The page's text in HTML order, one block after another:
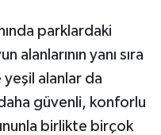
parklardaki
yanı sıra
yeşil alanlar da
güvenli, konforlu
birlikte birçok